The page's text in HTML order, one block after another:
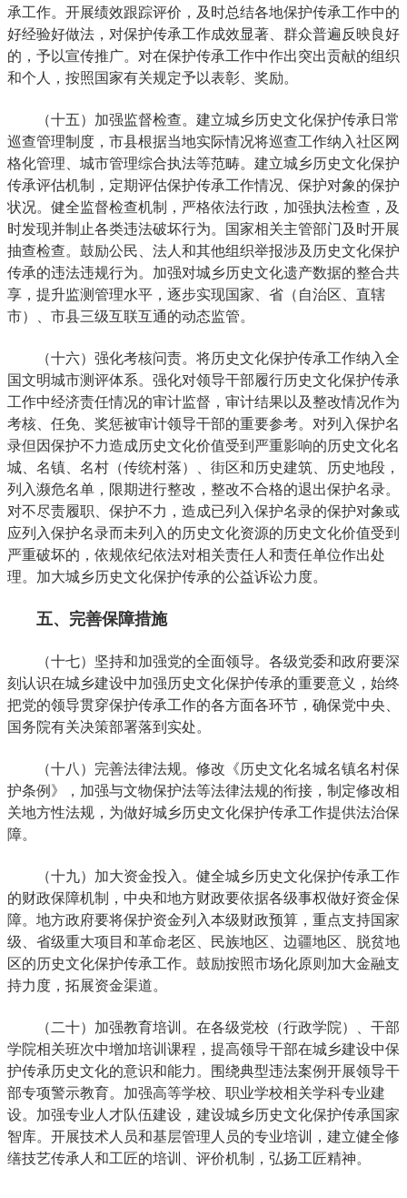
承工作。开展绩效跟踪评价，及时总结各地保护传承工作中的
好经验好做法，对保护传承工作成效显著、群众普遍反映良好
的，予以宣传推广。对在保护传承工作中作出突出贡献的组织
和个人，按照国家有关规定予以表彰、奖励。
（十五）加强监督检查。建立城乡历史文化保护传承日常
巡查管理制度，市县根据当地实际情况将巡查工作纳入社区网
格化管理、城市管理综合执法等范畴。建立城乡历史文化保护
传承评估机制，定期评估保护传承工作情况、保护对象的保护
状况。健全监督检查机制，严格依法行政，加强执法检查，及
时发现并制止各类违法破坏行为。国家相关主管部门及时开展
抽查检查。鼓励公民、法人和其他组织举报涉及历史文化保护
传承的违法违规行为。加强对城乡历史文化遗产数据的整合共
享，提升监测管理水平，逐步实现国家、省（自治区、直辖
市）、市县三级互联互通的动态监管。
（十六）强化考核问责。将历史文化保护传承工作纳入全
国文明城市测评体系。强化对领导干部履行历史文化保护传承
工作中经济责任情况的审计监督，审计结果以及整改情况作为
考核、任免、奖惩被审计领导干部的重要参考。对列入保护名
录但因保护不力造成历史文化价值受到严重影响的历史文化名
城、名镇、名村（传统村落）、街区和历史建筑、历史地段，
列入濒危名单，限期进行整改，整改不合格的退出保护名录。
对不尽责履职、保护不力，造成已列入保护名录的保护对象或
应列入保护名录而未列入的历史文化资源的历史文化价值受到
严重破坏的，依规依纪依法对相关责任人和责任单位作出处
理。加大城乡历史文化保护传承的公益诉讼力度。
五、完善保障措施
（十七）坚持和加强党的全面领导。各级党委和政府要深
刻认识在城乡建设中加强历史文化保护传承的重要意义，始终
把党的领导贯穿保护传承工作的各方面各环节，确保党中央、
国务院有关决策部署落到实处。
（十八）完善法律法规。修改《历史文化名城名镇名村保
护条例》，加强与文物保护法等法律法规的衔接，制定修改相
关地方性法规，为做好城乡历史文化保护传承工作提供法治保
障。
（十九）加大资金投入。健全城乡历史文化保护传承工作
的财政保障机制，中央和地方财政要依据各级事权做好资金保
障。地方政府要将保护资金列入本级财政预算，重点支持国家
级、省级重大项目和革命老区、民族地区、边疆地区、脱贫地
区的历史文化保护传承工作。鼓励按照市场化原则加大金融支
持力度，拓展资金渠道。
（二十）加强教育培训。在各级党校（行政学院）、干部
学院相关班次中增加培训课程，提高领导干部在城乡建设中保
护传承历史文化的意识和能力。围绕典型违法案例开展领导干
部专项警示教育。加强高等学校、职业学校相关学科专业建
设。加强专业人才队伍建设，建设城乡历史文化保护传承国家
智库。开展技术人员和基层管理人员的专业培训，建立健全修
缮技艺传承人和工匠的培训、评价机制，弘扬工匠精神。